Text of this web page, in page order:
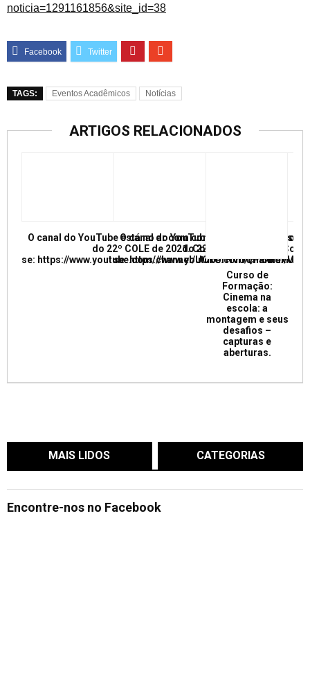
noticia=1291161856&site_id=38
TAGS: Eventos Acadêmicos Notícias
ARTIGOS RELACIONADOS
O canal do YouTube está no ar com conferências e mesas
do 22º COLE de 2021. Confira e inscreva
se: https://www.youtube.com/channel/
O canal do YouTube está no ar com
do 22º COLE de 2021.
se: https://www.youtube.com/channel/
Curso de
Formação:
Cinema na
escola: a
montagem e seus
desafios –
capturas e
aberturas.
MAIS LIDOS CATEGORIAS
Encontre-nos no Facebook